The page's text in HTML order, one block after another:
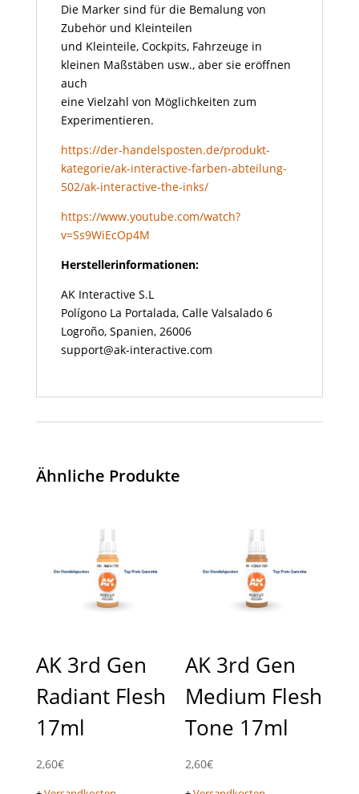
Die Marker sind für die Bemalung von
Zubehör und Kleinteilen
und Kleinteile, Cockpits, Fahrzeuge in
kleinen Maßstäben usw., aber sie eröffnen
auch
eine Vielzahl von Möglichkeiten zum
Experimentieren.
https://der-handelsposten.de/produkt-
kategorie/ak-interactive-farben-abteilung-
502/ak-interactive-the-inks/
https://www.youtube.com/watch?
v=Ss9WiEcOp4M
Herstellerinformationen:
AK Interactive S.L
Polígono La Portalada, Calle Valsalado 6
Logroño, Spanien, 26006
support@ak-interactive.com
Ähnliche Produkte
AK 3rd Gen
Radiant Flesh
17ml
2,60€
AK 3rd Gen
Medium Flesh
Tone 17ml
2,60€